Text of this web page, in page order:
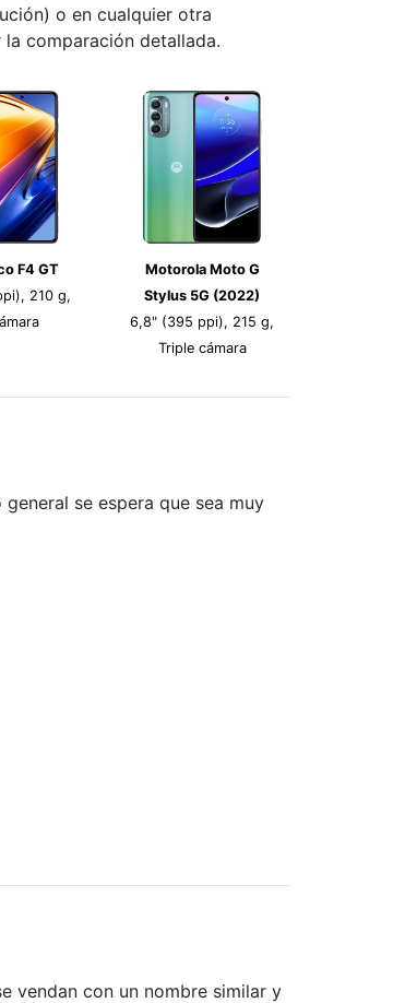
o en cualquier otra
comparación detallada.
F4 GT
210 g,
Motorola Moto G
Stylus 5G (2022)
6,8" (395 ppi), 215 g,
Triple cámara
se espera que sea muy
vendan con un nombre similar y